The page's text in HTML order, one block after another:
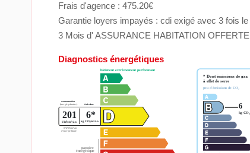
Frais d'agence : 475.20€
Garantie loyers impayés : cdi exigé avec 3 fois
3 Mois d' ASSURANCE HABITATION OFFERTE
Diagnostics énergétiques